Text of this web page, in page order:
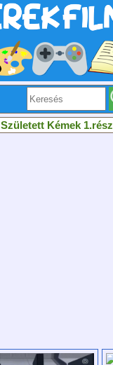
Született Kémek 1.rész